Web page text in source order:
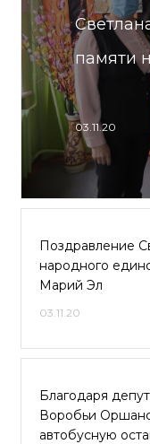
памяти
03.11.20
Поздравление
народного
Марий Эл
03.11.20
Благодаря
Воробьи
автобусную